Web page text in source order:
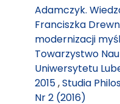
Adamczyk.
Franciszka
modernizacji
Towarzystwo
Uniwersytetu
2015,Studia
Nr 2 (2016)